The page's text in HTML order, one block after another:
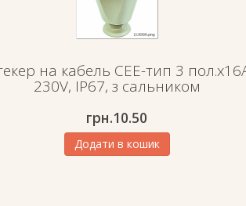
на кабель СЕЕ-тип 3
230V, IP67, з сальником
грн.10.50
Додати в кошик